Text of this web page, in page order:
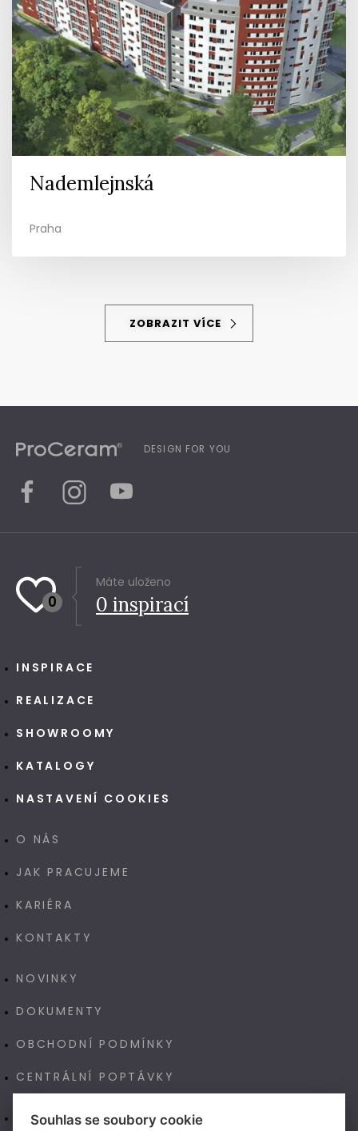
Nademlejnská
Praha
ZOBRAZIT VÍCE
DESIGN FOR YOU
0
Máte uloženo
0 inspirací
INSPIRACE
REALIZACE
SHOWROOMY
KATALOGY
NASTAVENÍ COOKIES
O NÁS
JAK PRACUJEME
KARIÉRA
KONTAKTY
NOVINKY
DOKUMENTY
OBCHODNÍ PODMÍNKY
CENTRÁLNÍ POPTÁVKY
E-SHOP
Souhlas se soubory cookie